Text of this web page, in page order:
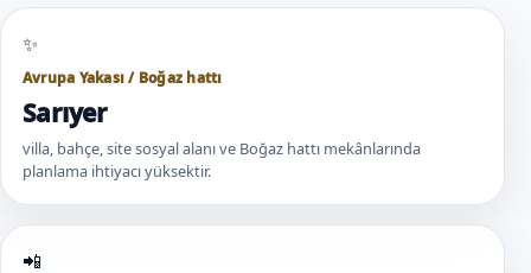
Avrupa Yakası / Boğaz hattı
Sarıyer
villa, bahçe, site sosyal alanı ve Boğaz hattı mekânlarında
planlama ihtiyacı yüksektir.